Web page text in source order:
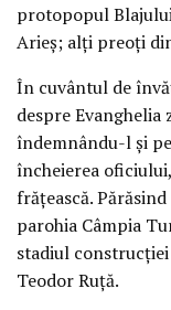
protopopul
Arieş; alţi preoţi
În cuvântul de
despre
îndemnându-l şi
încheierea
frăţească.
parohia Câmpia
stadiul
Teodor Ruţă.